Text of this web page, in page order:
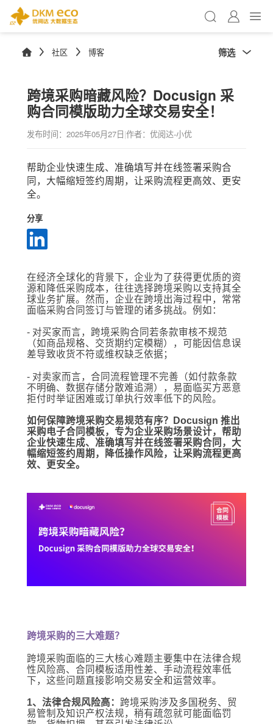
社区 博客 筛选
跨境采购暗藏风险？Docusign 采
购合同模版助力全球交易安全！
发布时间： 2025年05月27日|作者：优阅达-小优
帮助企业快速生成、准确填写并在线签署采购合
同，大幅缩短签约周期，让采购流程更高效、更安
全。
分享
在经济全球化的背景下，企业为了获得更优质的资
源和降低采购成本，往往选择跨境采购以支持其全
球业务扩展。然而，企业在跨境出海过程中，常常
面临采购合同签订与管理的诸多挑战。例如：
- 对买家而言，跨境采购合同若条款审核不规范
（如商品规格、交货期约定模糊），可能因信息误
差导致收货不符或维权缺乏依据；
- 对卖家而言，合同流程管理不完善（如付款条款
不明确、数据存储分散难追溯），易面临买方恶意
拒付时举证困难或订单执行效率低下的风险。
如何保障跨境采购交易规范有序？Docusign 推出
采购电子合同模板，专为企业采购场景设计，帮助
企业快速生成、准确填写并在线签署采购合同，大
幅缩短签约周期，降低操作风险，让采购流程更高
效、更安全。
跨境采购的三大难题？
跨境采购面临的三大核心难题主要集中在法律合规
性风险高、合同模板适用性差、手动流程效率低
下，这些问题直接影响交易安全和运营效率。
1、法律合规风险高： 跨境采购涉及多国税务、贸
易管制及知识产权法规，稍有疏忽就可能面临罚